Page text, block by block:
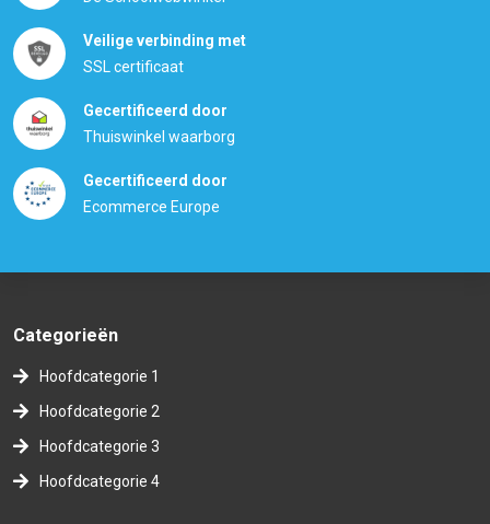
Veilige verbinding met
SSL certificaat
Gecertificeerd door
Thuiswinkel waarborg
Gecertificeerd door
Ecommerce Europe
Categorieën
Hoofdcategorie 1
Hoofdcategorie 2
Hoofdcategorie 3
Hoofdcategorie 4